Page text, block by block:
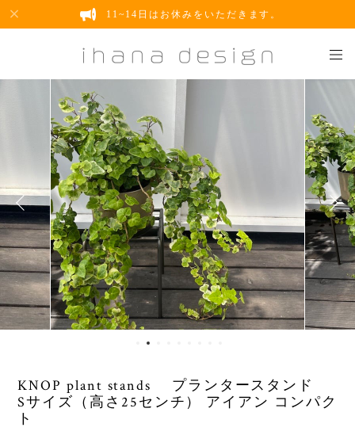
11~14日はお休みをいただきます。
KNOP plant stands プランタースタンド
Sサイズ（高さ25センチ） アイアン コンパク
ト